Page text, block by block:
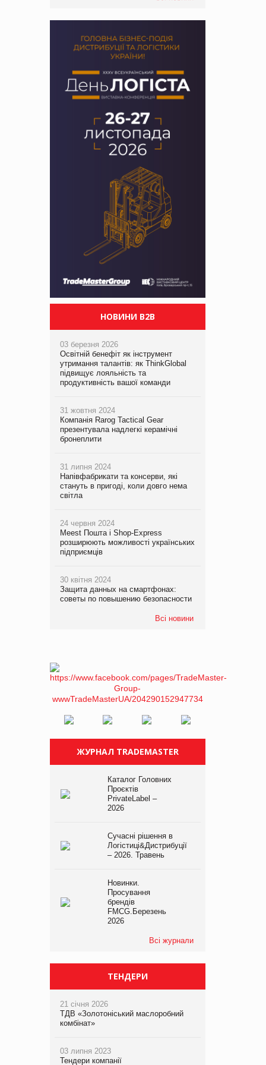
НОВИНИ B2B
03 березня 2026
Освітній бенефіт як інструмент
утримання талантів: як ThinkGlobal
підвищує лояльність та
продуктивність вашої команди
31 жовтня 2024
Компанія Rarog Tactical Gear
презентувала надлегкі керамічні
бронеплити
31 липня 2024
Напівфабрикати та консерви, які
стануть в пригоді, коли довго нема
світла
24 червня 2024
Meest Пошта і Shop-Express
розширюють можливості українських
підприємців
30 квітня 2024
Защита данных на смартфонах:
советы по повышению безопасности
Всі новини
ЖУРНАЛ TRADEMASTER
Каталог Головних
Проєктів
PrivateLabel –
2026
Сучасні рішення в
Логістиці&Дистрибуції
– 2026. Травень
Новинки.
Просування
брендів
FMCG.Березень
2026
Всі журнали
ТЕНДЕРИ
21 січня 2026
ТДВ «Золотоніський маслоробний
комбінат»
03 липня 2023
Тендери компанії